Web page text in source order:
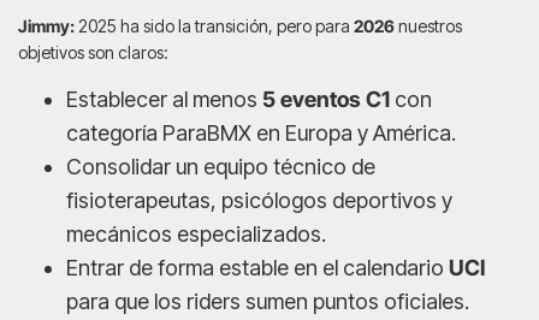
Jimmy: 2025 ha sido la transición, pero para 2026nuestros
objetivos son claros:
Establecer al menos 5 eventos C1 con
categoría ParaBMX en Europa y América.
Consolidar un equipo técnico de
fisioterapeutas, psicólogos deportivos y
mecánicos especializados.
Entrar de forma estable en el calendario UCI
para que los riders sumen puntos oficiales.